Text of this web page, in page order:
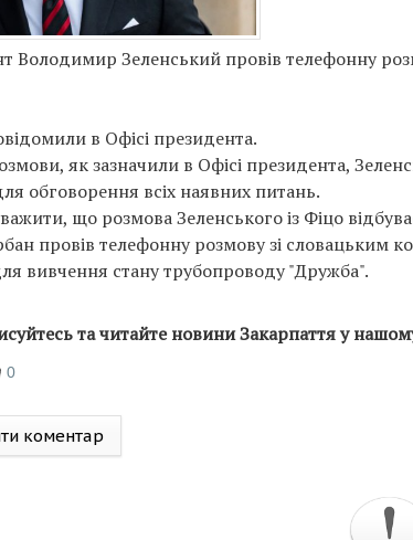
Володимир Зеленський провів телефонну
в Офісі президента.
як зазначили в Офісі президента,
обговорення всіх наявних питань.
що розмова Зеленського із Фіцо
провів телефонну розмову зі словацьким
вивчення стану трубопроводу "Дружба".
та читайте новини Закарпаття у
0
коментар